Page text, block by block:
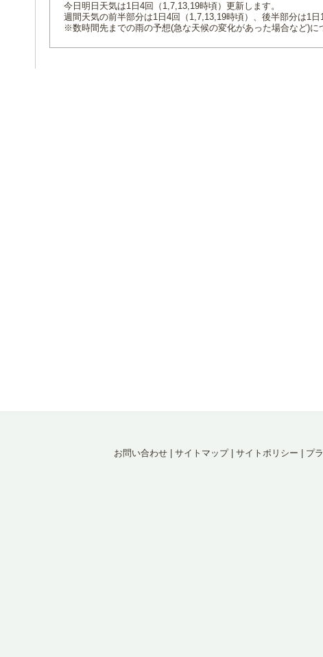
今日明日天気は1日4回（1,7,13,19時頃）更新します。
週間天気の前半部分は1日4回（1,7,13,19時頃）、後半部分は1日
※数時間先までの雨の予想(急な天候の変化があった場合など)に
お問い合わせ サイトマップ| サイトポリシー
プ